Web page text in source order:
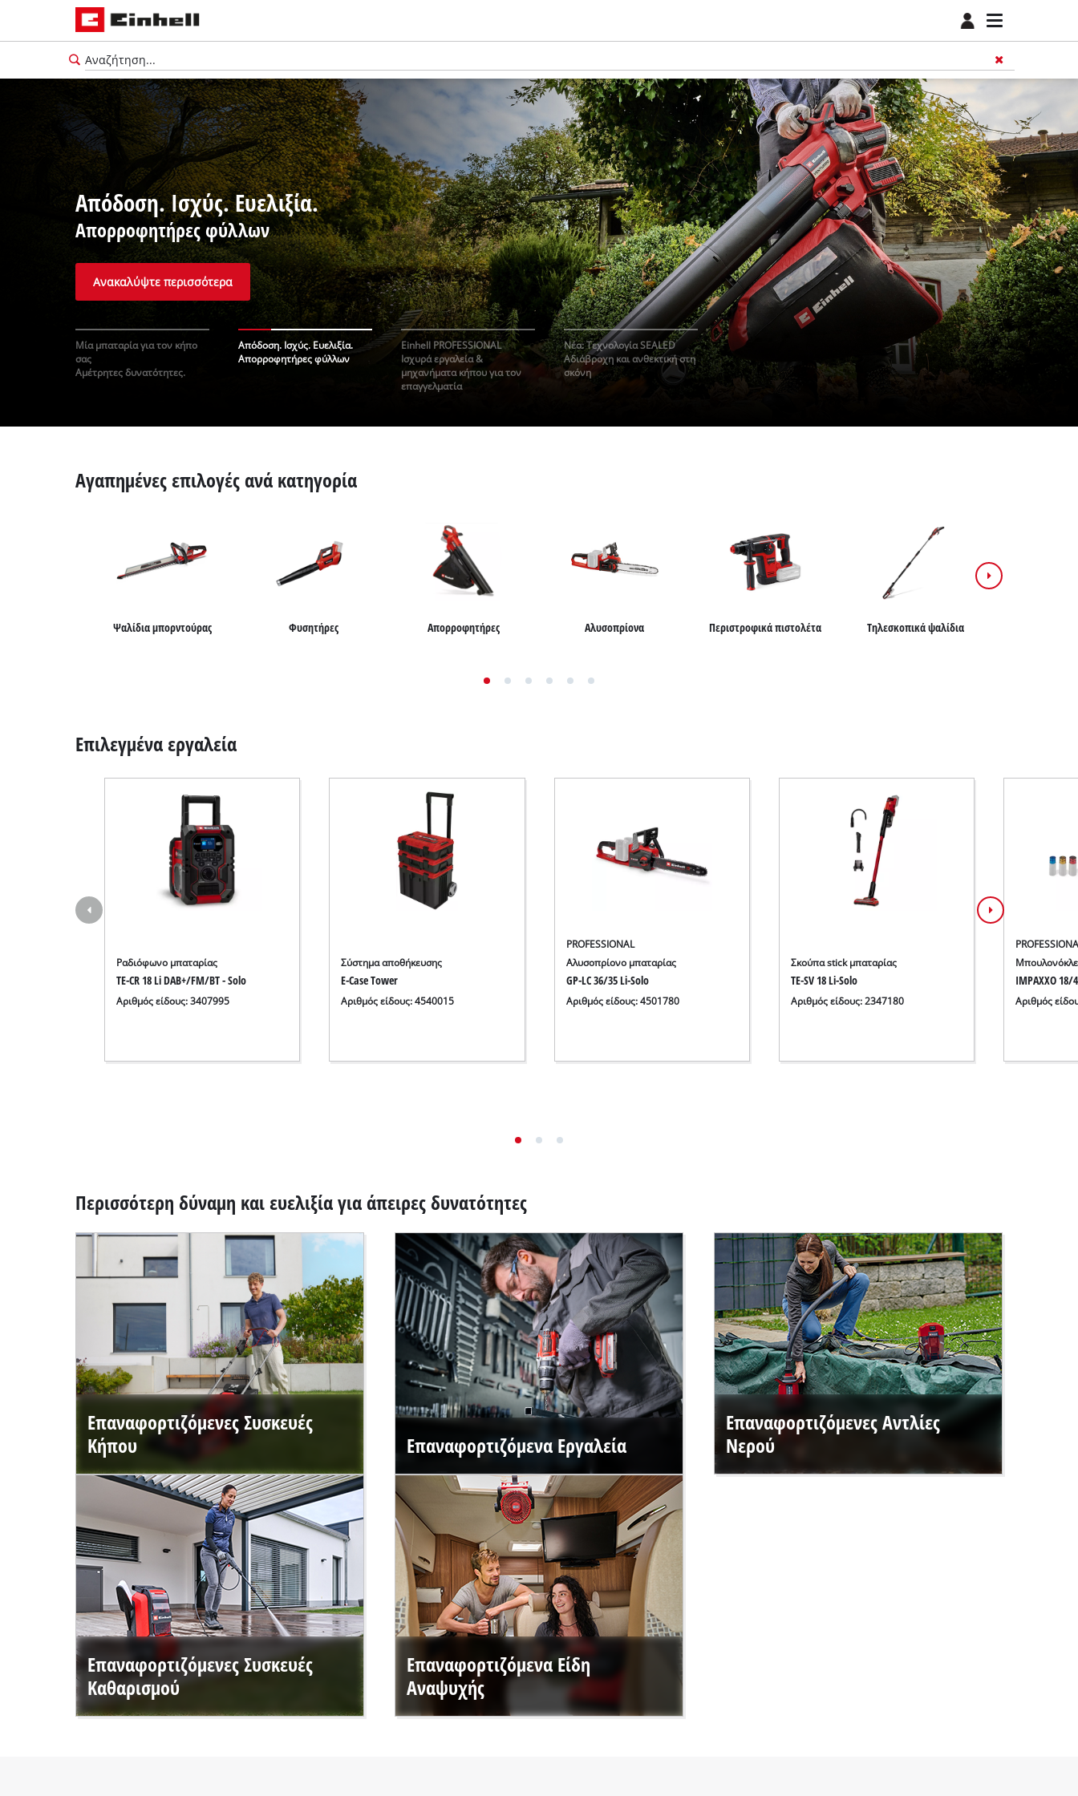
Απόδοση. Ισχύς. Ευελιξία.
Απορροφητήρες φύλλων
Ανακαλύψτε περισσότερα
Μία μπαταρία για τον κήπο
σας
Αμέτρητες δυνατότητες.
Απόδοση. Ισχύς. Ευελιξία.
Απορροφητήρες φύλλων
Einhell PROFESSIONAL
Ισχυρά εργαλεία &
μηχανήματα κήπου για τον
επαγγελματία
Νέα: Τεχνολογία SEALED
Αδιάβροχη και ανθεκτική στη
σκόνη
Αγαπημένες επιλογές ανά κατηγορία
Ψαλίδια μπορντούρας Φυσητήρες Απορροφητήρες Αλυσοπρίονα Περιστροφικά πιστολέτα Τηλεσκοπικά ψαλίδια
Επιλεγμένα εργαλεία
Ραδιόφωνο μπαταρίας
TE-CR 18 Li DAB+/FM/BT - Solo
Αριθμός είδους: 3407995
Σύστημα αποθήκευσης
E-Case Tower
Αριθμός είδους: 4540015
PROFESSIONAL
Αλυσοπρίονο μπαταρίας
GP-LC 36/35 Li-Solo
Αριθμός είδους: 4501780
Σκούπα stick μπαταρίας
TE-SV 18 Li-Solo
Αριθμός είδους: 2347180
IMPAXXO 18/
Αριθμός
Περισσότερη δύναμη και ευελιξία για άπειρες δυνατότητες
Επαναφορτιζόμενες Συσκευές
Κήπου
Επαναφορτιζόμενα Εργαλεία
Επαναφορτιζόμενες Αντλίες
Νερού
Επαναφορτιζόμενες Συσκευές
Καθαρισμού
Επαναφορτιζόμενα Είδη
Αναψυχής